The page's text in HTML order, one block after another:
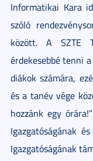
Informatikai Kara
szóló
között. A SZTE
érdekesebbé tenni
diákok számára,
és a tanév vége
hozzánk egy
Igazgatóságának
Igazgatóságának